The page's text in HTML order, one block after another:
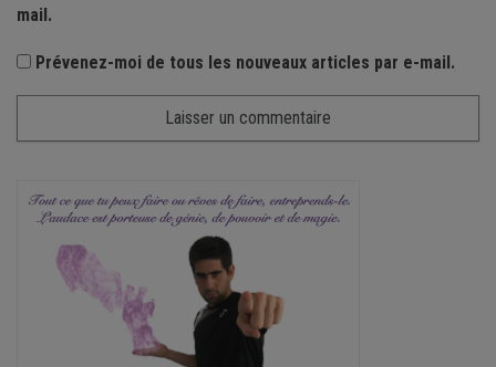
mail.
Prévenez-moi de tous les nouveaux articles par e-mail.